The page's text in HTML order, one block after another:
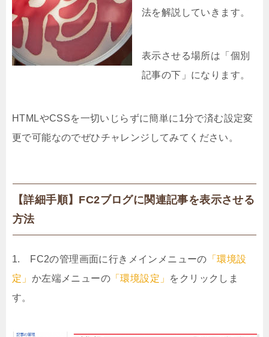
法を解説していきます。
表示させる場所は「個別
記事の下」になります。
HTMLやCSSを一切いじらずに簡単に1分で済む設定変
更で可能なのでぜひチャレンジしてみてください。
【詳細手順】FC2ブログに関連記事を表示させる
方法
1. FC2の管理画面に行きメインメニューの 「環境設
定」 か左端メニューの 「環境設定」 をクリックしま
す。